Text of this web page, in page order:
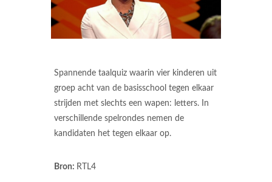
Spannende taalquiz waarin vier kinderen uit
groep acht van de basisschool tegen elkaar
strijden met slechts een wapen: letters. In
verschillende spelrondes nemen de
kandidaten het tegen elkaar op.
Bron: RTL4